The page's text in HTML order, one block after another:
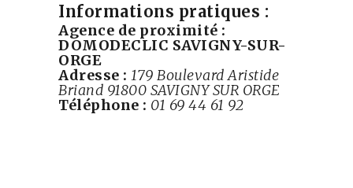
Informations pratiques :
Agence de proximité :
DOMODECLIC SAVIGNY-SUR-
ORGE
Adresse : 179 Boulevard Aristide
Briand 91800 SAVIGNY SUR ORGE
Téléphone : 01 69 44 61 92